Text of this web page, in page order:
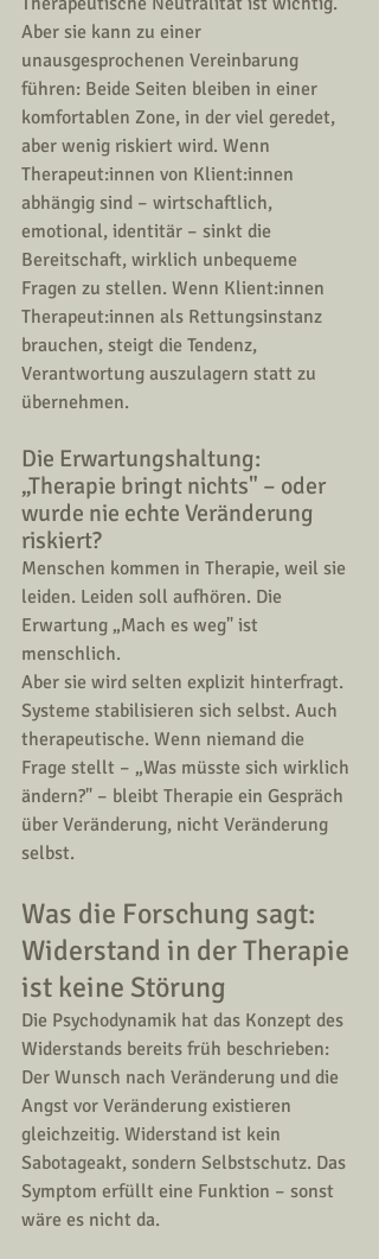
Aber sie kann zu einer
unausgesprochenen Vereinbarung
führen: Beide Seiten bleiben in einer
komfortablen Zone, in der viel geredet,
aber wenig riskiert wird. Wenn
Therapeut:innen von Klient:innen
abhängig sind – wirtschaftlich,
emotional, identitär – sinkt die
Bereitschaft, wirklich unbequeme
Fragen zu stellen. Wenn Klient:innen
Therapeut:innen als Rettungsinstanz
brauchen, steigt die Tendenz,
Verantwortung auszulagern statt zu
übernehmen.
Die Erwartungshaltung:
„Therapie bringt nichts" – oder
wurde nie echte Veränderung
riskiert?
Menschen kommen in Therapie, weil sie
leiden. Leiden soll aufhören. Die
Erwartung „Mach es weg" ist
menschlich.
Aber sie wird selten explizit hinterfragt.
Systeme stabilisieren sich selbst. Auch
therapeutische. Wenn niemand die
Frage stellt – „Was müsste sich wirklich
ändern?" – bleibt Therapie ein Gespräch
über Veränderung, nicht Veränderung
selbst.
Was die Forschung sagt:
Widerstand in der Therapie
ist keine Störung
Die Psychodynamik hat das Konzept des
Widerstands bereits früh beschrieben:
Der Wunsch nach Veränderung und die
Angst vor Veränderung existieren
gleichzeitig. Widerstand ist kein
Sabotageakt, sondern Selbstschutz. Das
Symptom erfüllt eine Funktion – sonst
wäre es nicht da.